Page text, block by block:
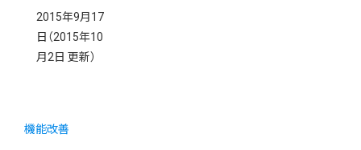
2015年9月17
日 （2015年10
月2日 更新）
機能改善